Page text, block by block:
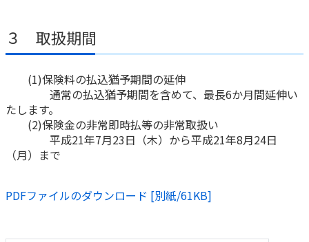
ご契約内容の確認
お客さまに関する情報等の確認の取り組み
各種サービス・お知らせ
かんぽプラチナライフサービス
ご契約のしおり・約款（Web約款）
ご契約手続きの流れ
保険料のお払込方法
保険用語集
健康情報
かんぽアプリ～かんぽの健康と安心を手のひらに～
かんぽブランド
かんぽ生命のサステナビリティ
３ 取扱期間
(1)保険料の払込猶予期間の延伸
通常の払込猶予期間を含めて、最長6か月間延伸い
たします。
(2)保険金の非常即時払等の非常取扱い
平成21年7月23日（木）から平成21年8月24日
（月）まで
PDFファイルのダウンロード [別紙/61KB]